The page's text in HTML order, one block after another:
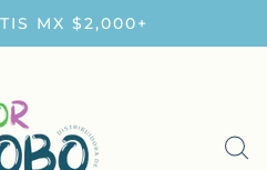
MX $2,000+